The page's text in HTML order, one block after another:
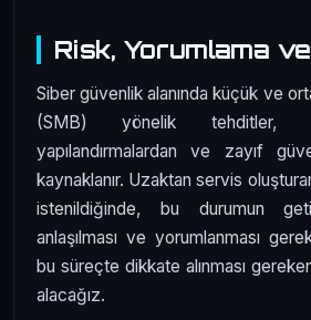
Risk, Yorumlama
Siber güvenlik alanında küçük ve
(SMB) yönelik tehditler,
yapılandırmalardan ve zayıf
kaynaklanır. Uzaktan servis
istenildiğinde, bu durumun
anlaşılması ve yorumlanması
bu süreçte dikkate alınması
alacağız.